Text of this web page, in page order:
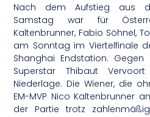
Nach dem Aufstieg aus
Samstag war für
Kaltenbrunner, Fabio Söhnel,
am Sonntag im Viertelfinale
Shanghai Endstation.
Superstar Thibaut
Niederlage. Die Wiener, die
EM-MVP Nico Kaltenbrunner
der Partie trotz